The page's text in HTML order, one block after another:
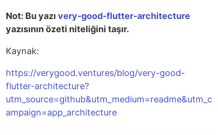
Not: Bu yazı very-good-flutter-architecture
yazısının özeti niteliğini taşır.
Kaynak:
https://verygood.ventures/blog/very-good-
flutter-architecture?
utm_source=github&utm_medium=readme&utm_c
ampaign=app_architecture